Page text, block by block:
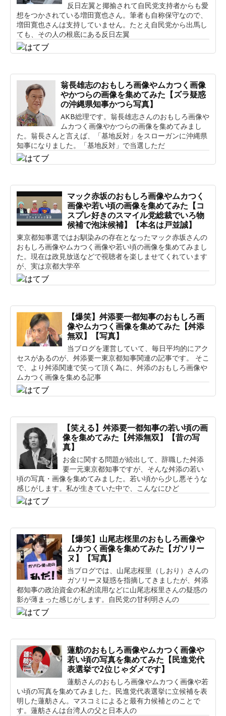
反日左翼と揶揄されて自民党支持者からも愛
想をつかされている増田寛也さん。筆者も自称保守なので、
増田寛也さんは支持していません。たとえ自民党から出馬し
ても、その人の根底にある反日左翼
翁長雄志のおもしろ画像やムカつく画像
やかつらの画像を集めてみた【ズラ疑惑
の沖縄県知事かつら写真】
AKB総理です。翁長雄志さんのおもしろ画像や
ムカつく画像やかつらの画像を集めてみまし
た。翁長さんと言えば、「基地反対」をスローガンに沖縄県
知事になりました。「基地反対」で当選しただ
マック赤坂のおもしろ画像やムカつく
画像や若い頃の画像を集めてみた【コ
スプレ好きのスマイル党総裁でいろ物
候補で泡沫候補】【本名は戸並誠】
東京都知事選ではお馴染みの存在となったマック赤坂さんの
おもしろ画像やムカつく画像や若い頃の画像を集めてみまし
た。現在は政見放送などで視聴者を楽しませてくれています
が、実は京都大学卒
【爆笑】舛添要一都知事のおもしろ画
像やムカつく画像を集めてみた【舛添
無双】【写真】
当ブログを運営していて、毎日平均的にアク
セスがあるのが、舛添要一東京都知事関連の記事です。 そこ
で、より舛添関連で笑って頂く為に、舛添のおもしろ画像や
ムカつく画像を集める記事
【笑える】舛添要一都知事の若い頃の画
像を集めてみた【舛添無双】【昔の写
真】
お金に関する問題が続出して、辞職した舛添
要一元東京都知事ですが、そんな舛添の若い
頃の写真・画像を集めてみました。若い頃から少し悪そうな
感じがします。私が生きていた中で、こんなにひど
【爆笑】山尾志桜里のおもしろ画像や
ムカつく画像を集めてみた【ガソリー
ヌ】【写真】
当ブログでは、山尾志桜里（しおり）さんの
ガソリーヌ疑惑を指摘してきましたが、舛添
都知事の政治資金の私的流用などに山尾志桜里さんの疑惑の
影が薄まった感じがします。自民党の甘利明さんの
蓮舫のおもしろ画像やムカつく画像や
若い頃の写真を集めてみた【民進党代
表選挙で2位じゃダメです】
蓮舫さんのおもしろ画像やムカつく画像や若
い頃の写真を集めてみました。民進党代表選挙に立候補を表
明した蓮舫さん。マスコミによると最有力候補とのことで
す。蓮舫さんは台湾人の父と日本人の